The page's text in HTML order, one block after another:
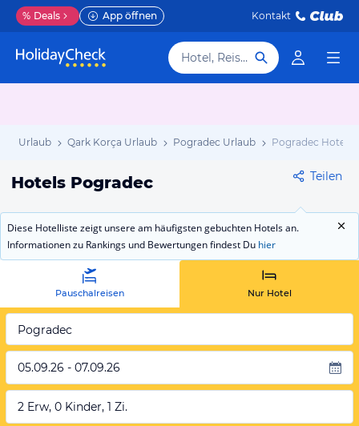
% Deals App öffnen Kontakt
Hotel, Reiseziel
Urlaub Qark Korça Urlaub Pogradec Urlaub Pogradec Hotels
Hotels Pogradec Teilen
Diese Hotelliste zeigt unsere am häufigsten gebuchten Hotels an.
Informationen zu Rankings und Bewertungen findest Du hier
Pauschalreisen Nur Hotel
Pogradec
05.09.26 - 07.09.26
2 Erw, 0 Kinder, 1 Zi.